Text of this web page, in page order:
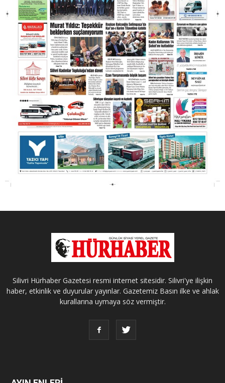
Silivri Hürhaber Gazetesi resmi internet sitesidir. Silivri'ye ilişkin
haber, etkinlik ve duyurular yayınlar. Gazetemiz Basın ilke ve ahlak
kurallarına uymaya söz vermiştir.